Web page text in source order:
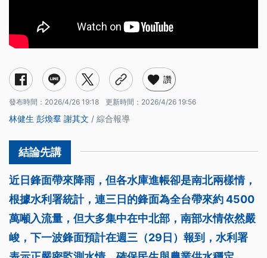
讚
發布時間： 2026/4/26 19:18 更新時間： 2026/4/26 19:56
林健生 彭煥羣 謝其文 / 綜合報導
近日鋒面帶來降雨，但各水庫進帳卻是南北兩樣情，
根據水利署統計，連三日的鋒面為全台帶來約 4500
萬噸入流量，但大多集中在中北部，南部水情依然嚴
峻，下一波鋒面預計在週三（29日）報到，水利署